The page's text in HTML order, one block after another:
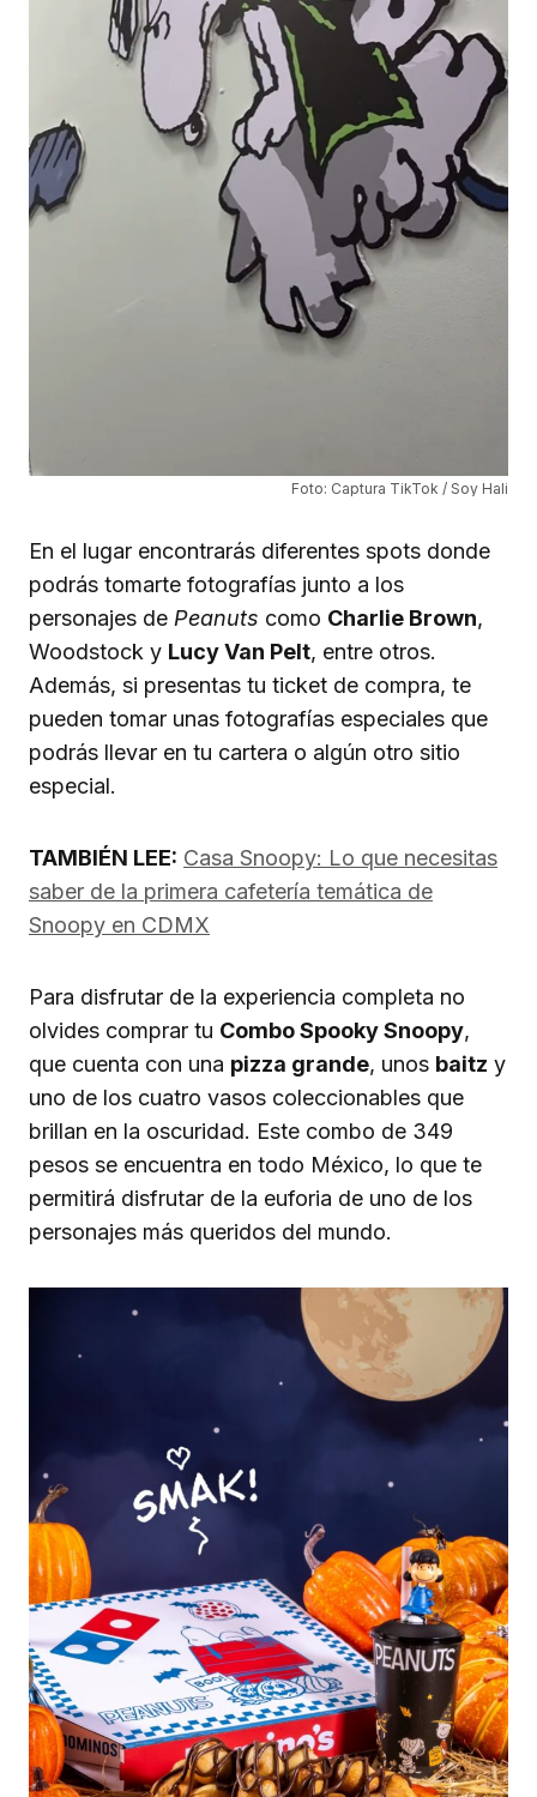
Foto: Captura TikTok / Soy Hali
En el lugar encontrarás diferentes spots donde
podrás tomarte fotografías junto a los
personajes de Peanuts como Charlie Brown,
Woodstock y Lucy Van Pelt, entre otros.
Además, si presentas tu ticket de compra, te
pueden tomar unas fotografías especiales que
podrás llevar en tu cartera o algún otro sitio
especial.
TAMBIÉN LEE: Casa Snoopy: Lo que necesitas
saber de la primera cafetería temática de
Snoopy en CDMX
Para disfrutar de la experiencia completa no
olvides comprar tu Combo Spooky Snoopy,
que cuenta con una pizza grande, unos baitz y
uno de los cuatro vasos coleccionables que
brillan en la oscuridad. Este combo de 349
pesos se encuentra en todo México, lo que te
permitirá disfrutar de la euforia de uno de los
personajes más queridos del mundo.